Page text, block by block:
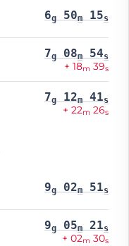
6g 50m 15s
7g 08m 54s
+ 18m 39s
7g 12m 41s
+ 22m 26s
9g 02m 51s
9g 05m 21s
+ 02m 30s